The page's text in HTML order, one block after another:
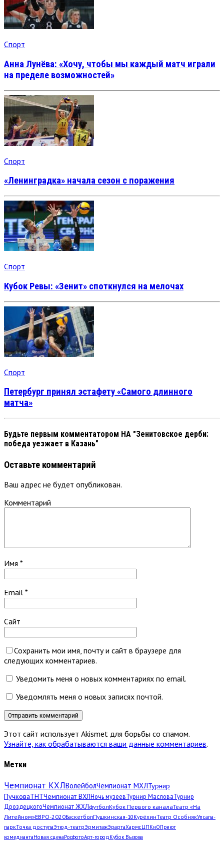
Спорт
Анна Лунёва: «Хочу, чтобы мы каждый матч играли
на пределе возможностей»
Спорт
«Ленинградка» начала сезон с поражения
Спорт
Кубок Ревы: «Зенит» споткнулся на мелочах
Спорт
Петербург принял эстафету «Самого длинного
матча»
Будьте первым комментатором НА "Зенитовское дерби:
победа уезжает в Казань"
Оставьте комментарий
Ваш адрес не будет опубликован.
Комментарий
Имя *
Email *
Сайт
Сохранить мои имя, почту и сайт в браузере для
следующих комментариев.
Уведомить меня о новых комментариях по email.
Уведомлять меня о новых записях почтой.
Этот сайт использует Akismet для борьбы со спамом.
Узнайте, как обрабатываются ваши данные комментариев.
Метки
Чемпионат КХЛВолейболЧемпионат МХЛТурнир
ПучковаТНТЧемпионат ВХЛНочь музеевТурнир МасловаТурнир
ДроздецкогоЧемпионат ЖХЛфутболКубок Первого каналаТеатр «На
Литейном»ЕВРО-2020БаскетболПушкинская-10КурёхинТеатр ОсобнякУпсала-
паркТочка доступаЭтюд-театрЭрмитажЭрартаХармсЦПКиОПриют
комедиантаНовая сценаРосфотоАрт-город Кубок Вызова